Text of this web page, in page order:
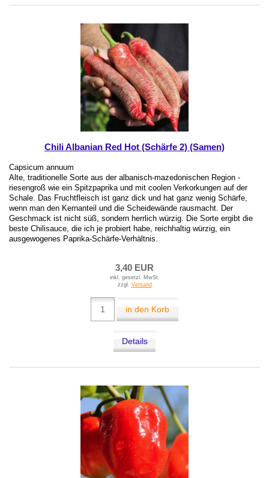
Chili Albanian Red Hot (Schärfe 2) (Samen)
Capsicum annuum
Alte, traditionelle Sorte aus der albanisch-mazedonischen Region -
riesengroß wie ein Spitzpaprika und mit coolen Verkorkungen auf der
Schale. Das Fruchtfleisch ist ganz dick und hat ganz wenig Schärfe,
wenn man den Kernanteil und die Scheidewände rausmacht. Der
Geschmack ist nicht süß, sondern herrlich würzig. Die Sorte ergibt die
beste Chilisauce, die ich je probiert habe, reichhaltig würzig, ein
ausgewogenes Paprika-Schärfe-Verhältnis.
3,40 EUR
inkl. gesetzl. MwSt.
zzgl. Versand
in den Korb
Details